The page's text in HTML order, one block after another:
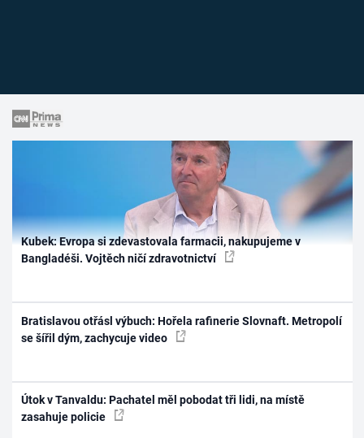
Kubek: Evropa si zdevastovala farmacii, nakupujeme v
Bangladéši. Vojtěch ničí zdravotnictví
Bratislavou otřásl výbuch: Hořela rafinerie Slovnaft. Metropolí
se šířil dým, zachycuje video
Útok v Tanvaldu: Pachatel měl pobodat tři lidi, na místě
zasahuje policie